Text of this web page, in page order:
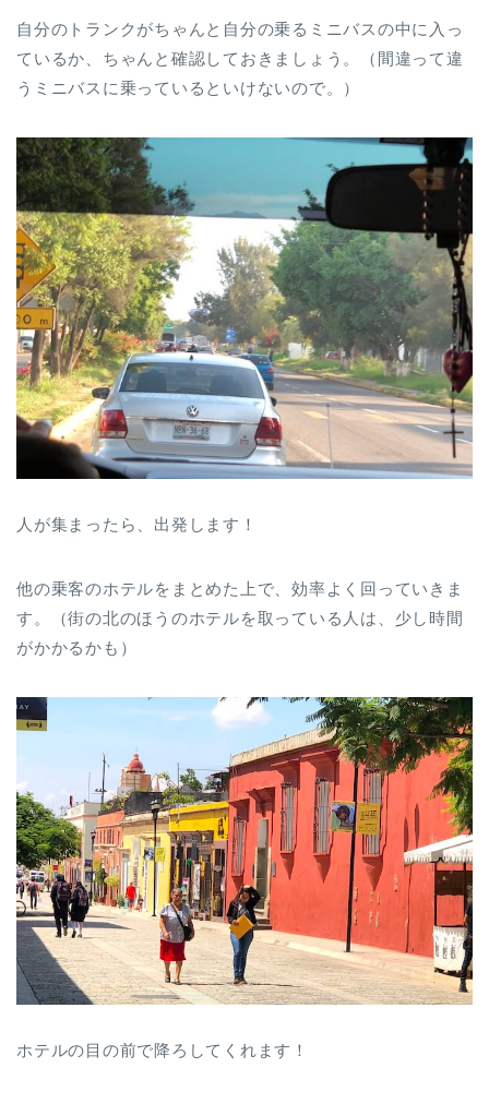
自分のトランクがちゃんと自分の乗るミニバスの中に入っ
ているか、ちゃんと確認しておきましょう。（間違って違
うミニバスに乗っているといけないので。）
人が集まったら、出発します！
他の乗客のホテルをまとめた上で、効率よく回っていきま
す。（街の北のほうのホテルを取っている人は、少し時間
がかかるかも）
ホテルの目の前で降ろしてくれます！